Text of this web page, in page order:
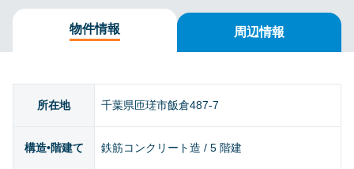
物件情報 周辺情報
所在地 千葉県匝瑳市飯倉487-7
構造•階建て 鉄筋コンクリート造 / 5 階建